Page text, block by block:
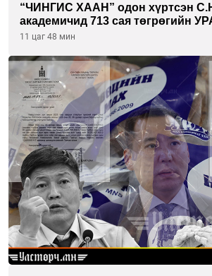
“ЧИНГИС ХААН” одон хүртсэн
академичид 713 сая төгрөгийн УРАМШУУЛАЛ
олгожээ
11 цаг 48 мин